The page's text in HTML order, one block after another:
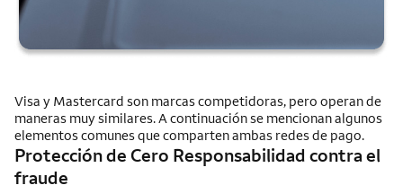
Visa y Mastercard son marcas competidoras, pero operan de
maneras muy similares. A continuación se mencionan algunos
elementos comunes que comparten ambas redes de pago.
Protección de Cero Responsabilidad contra el
fraude